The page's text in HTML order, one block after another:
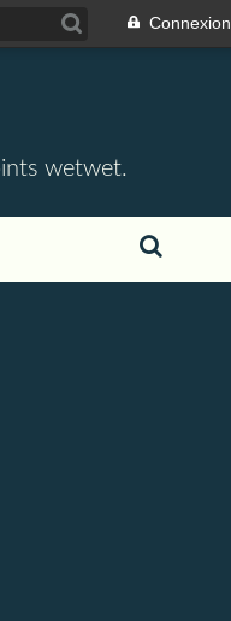
Connexion
wetwet.